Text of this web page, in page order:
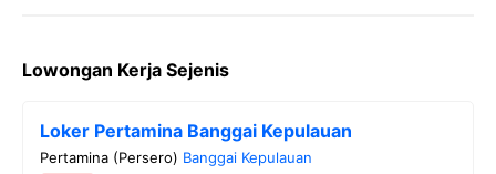
c
i
t
e
l
g
r
a
s
A
p
L
i
Lowongan Kerja Sejenis
Loker Pertamina Banggai Kepulauan
Pertamina (Persero) Banggai Kepulauan